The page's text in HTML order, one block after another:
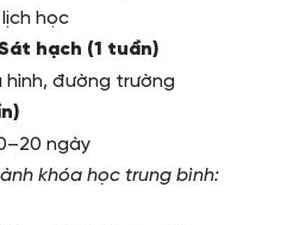
lịch học
hạch (1 tuần)
hình, đường trường
ngày
khóa học trung bình: